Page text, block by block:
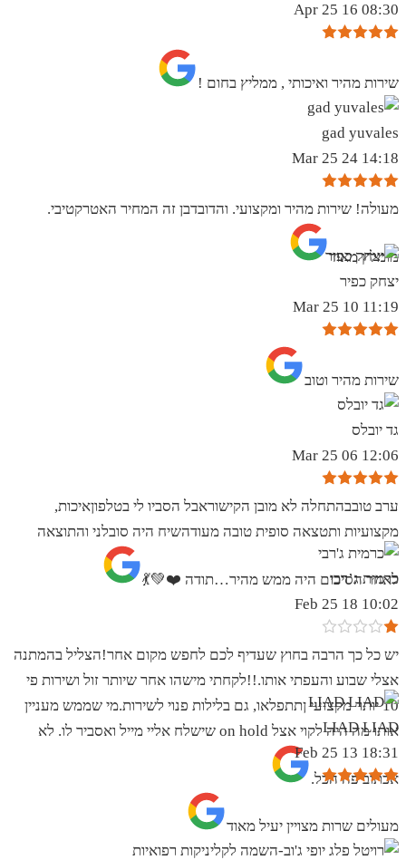
08:30 16 Apr 25
שירות מהיר ואיכותי , ממליץ בחום !
gad yuvales
14:18 24 Mar 25
מעולה! שירות מהיר ומקצועי. והדובדבן זה המחיר האטרקטיבי.
מומלץ מאוד
יצחק כפיר
11:19 10 Mar 25
שירות מהיר וטוב
גד יובלס
12:06 06 Mar 25
ערב טובבהתחלה לא מובן הקישוראבל הסביו לי בטלפוןאיכות,
מקצועיות ותטצאה סופית טובה מעודהשיח היה סובלני והתוצאה
לאחר הסיכום היה ממש מהיר…תודה ❤️💚💃
כרמית ג’רבי
10:02 18 Feb 25
יש כל כך הרבה בחוץ שעדיף לכם לחפש מקום אחר!הצליל בהמתנה
אצלי שבוע והעפתי אותו.!!לקחתי מישהו אחר שיותר זול ושירות פי
10 יותר מקצועי ןתתפלאו, גם בלילות פנוי לשירות.מי שממש מעניין
אותו מה היה לקוי אצל on hold שישלח אליי מייל ואסביר לו. לא
אכתוב פה הכל.
LIAD LIAD
18:31 13 Feb 25
מעולים שרות מצויין יעיל מאוד